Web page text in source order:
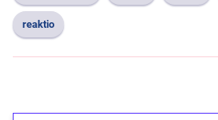
reaktio